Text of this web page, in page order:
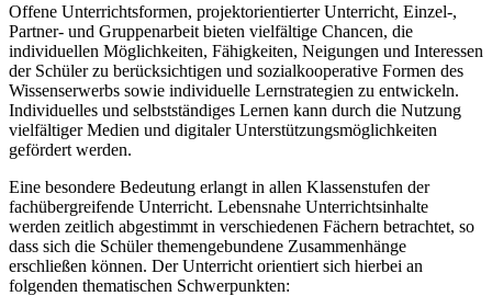
Offene Unterrichtsformen, projektorientierter Unterricht, Einzel-,
Partner- und Gruppenarbeit bieten vielfältige Chancen, die
individuellen Möglichkeiten, Fähigkeiten, Neigungen und Interessen
der Schüler zu berücksichtigen und sozialkooperative Formen des
Wissenserwerbs sowie individuelle Lernstrategien zu entwickeln.
Individuelles und selbstständiges Lernen kann durch die Nutzung
vielfältiger Medien und digitaler Unterstützungsmöglichkeiten
gefördert werden.
Eine besondere Bedeutung erlangt in allen Klassenstufen der
fachübergreifende Unterricht. Lebensnahe Unterrichtsinhalte
werden zeitlich abgestimmt in verschiedenen Fächern betrachtet, so
dass sich die Schüler themengebundene Zusammenhänge
erschließen können. Der Unterricht orientiert sich hierbei an
folgenden thematischen Schwerpunkten: